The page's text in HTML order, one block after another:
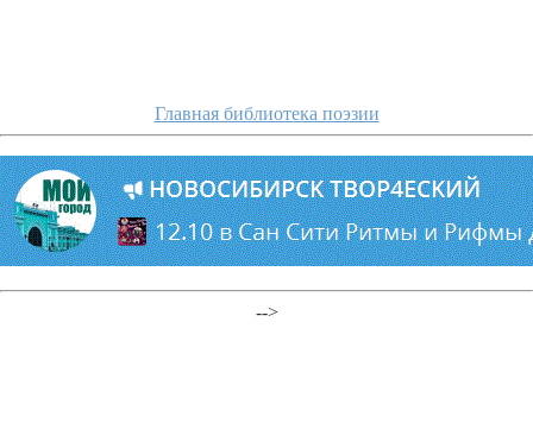
Главная библиотека поэзии
-->